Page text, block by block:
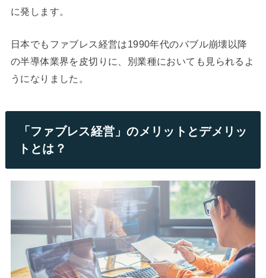
に発します。
日本でもファブレス経営は1990年代のバブル崩壊以降
の半導体業界を皮切りに、別業種においても見られるよ
うになりました。
「ファブレス経営」のメリットとデメリッ
トとは？